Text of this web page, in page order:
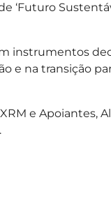
‘Futuro
instrumentos
e na transição
e Apoiantes,